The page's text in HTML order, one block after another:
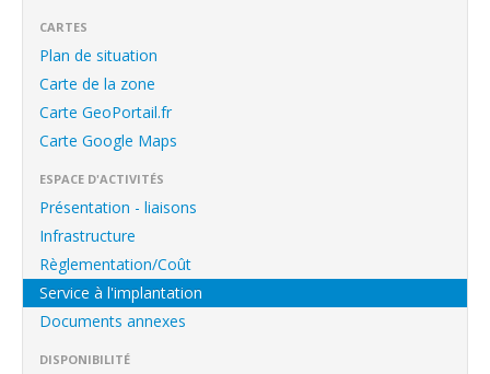
Mon ZA.com
中文
English
Français
Connexion
CARTES
Plan de situation
Carte de la zone
Carte GeoPortail.fr
Carte Google Maps
ESPACE D'ACTIVITÉS
Présentation - liaisons
Infrastructure
Règlementation/Coût
Service à l'implantation
Documents annexes
DISPONIBILITÉ